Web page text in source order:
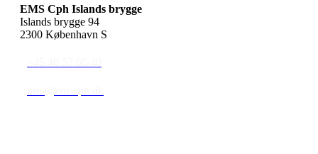
EMS Cph Islands brygge
Islands brygge 94
2300 København S